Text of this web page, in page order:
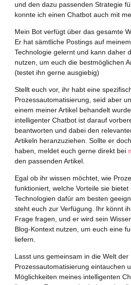
und den dazu passenden Strategie
konnte ich einen Chatbot auch mit
Mein Bot verfügt über das gesamte
Er hat sämtliche Postings auf
Technologie gelernt und kann daher
nutzen, um euch die bestmöglichen
(testet ihn gerne ausgiebig)
Stellt euch vor, ihr habt eine
Prozessautomatisierung, seid aber
einem meiner Artikel behandelt
intelligenter Chatbot ist darauf
beantworten und dabei den
Artikeln heranzuziehen. Sollte er
haben, meldet euch gerne direkt bei
den passenden Artikel.
Egal ob ihr wissen möchtet, wie
funktioniert, welche Vorteile sie bietet
Technologien dafür am besten
steht euch zur Verfügung. Ihr könnt
Frage fragen, und er wird sein
Blog-Kontext nutzen, um euch eine
liefern.
Lasst uns gemeinsam in die Welt der
Prozessautomatisierung eintauchen
Möglichkeiten meines intelligenten